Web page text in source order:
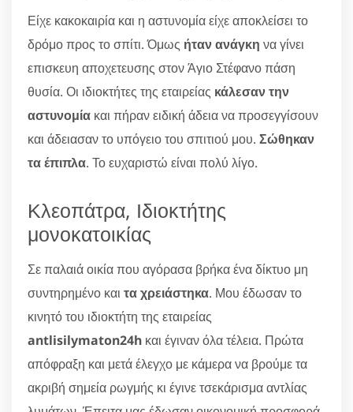
Είχε κακοκαιρία και η αστυνομία είχε αποκλείσει το
δρόμο προς το σπίτι. Όμως ήταν ανάγκη να γίνει
επισκευη αποχετευσης στον Άγιο Στέφανο πάση
θυσία. Οι ιδιοκτήτες της εταιρείας κάλεσαν την
αστυνομία και πήραν ειδική άδεια να προσεγγίσουν
και άδειασαν το υπόγειο του σπιτιού μου. Σώθηκαν
τα έπιπλα. Το ευχαριστώ είναι πολύ λίγο.
Κλεοπάτρα, Ιδιοκτήτης
μονοκατοικίας
Σε παλαιά οικία που αγόρασα βρήκα ένα δίκτυο μη
συντηρημένο και τα χρειάστηκα. Μου έδωσαν το
κινητό του ιδιοκτήτη της εταιρείας
antlisilymaton24h και έγιναν όλα τέλεια. Πρώτα
απόφραξη και μετά έλεγχο με κάμερα να βρούμε τα
ακριβή σημεία ρωγμής κι έγινε τσεκάρισμα αντλίας